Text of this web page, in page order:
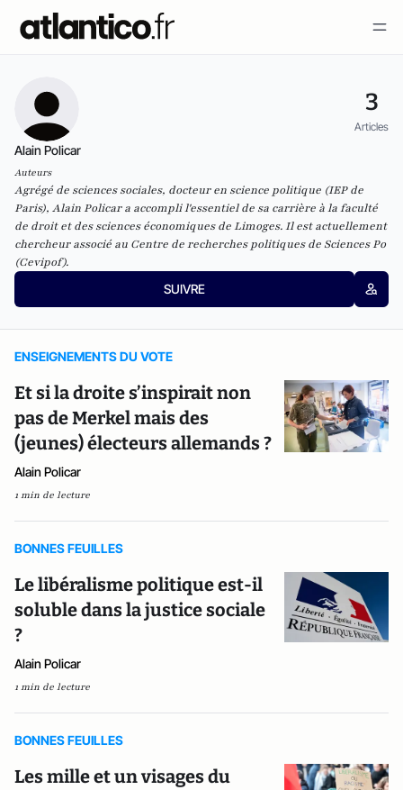
3
Articles
Alain Policar
Auteurs
Agrégé de sciences sociales, docteur en science politique (IEP de
Paris), Alain Policar a accompli l'essentiel de sa carrière à la faculté
de droit et des sciences économiques de Limoges. Il est actuellement
chercheur associé au Centre de recherches politiques de Sciences Po
(Cevipof).
SUIVRE
ENSEIGNEMENTS DU VOTE
Et si la droite s’inspirait non
pas de Merkel mais des
(jeunes) électeurs allemands ?
Alain Policar
1 min de lecture
BONNES FEUILLES
Le libéralisme politique est-il
soluble dans la justice sociale
?
Alain Policar
1 min de lecture
BONNES FEUILLES
Les mille et un visages du